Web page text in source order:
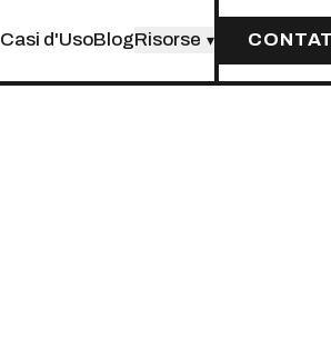
Casi d'UsoBlogRisorse ▾